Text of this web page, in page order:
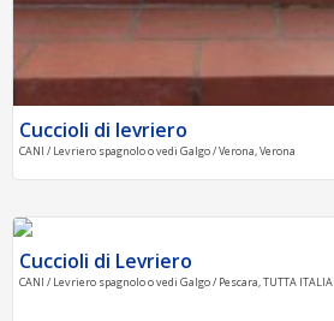
Cuccioli di levriero
CANI / Levriero spagnolo o vedi Galgo / Verona, Verona
Cuccioli di Levriero
CANI / Levriero spagnolo o vedi Galgo / Pescara, TUTTA ITALIA